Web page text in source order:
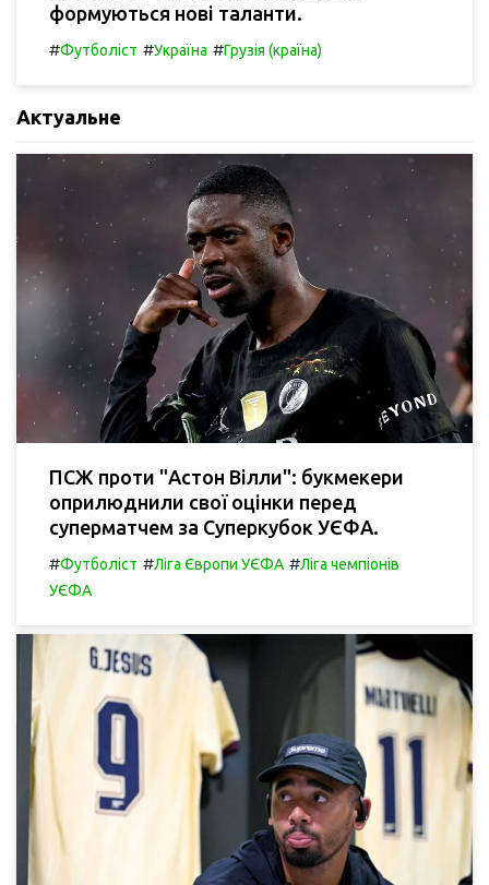
формуються нові таланти.
#Футболіст #Україна #Грузія (країна)
Актуальне
ПСЖ проти "Астон Вілли": букмекери
оприлюднили свої оцінки перед
суперматчем за Суперкубок УЄФА.
#Футболіст #Ліга Європи УЄФА #Ліга чемпіонів
УЄФА